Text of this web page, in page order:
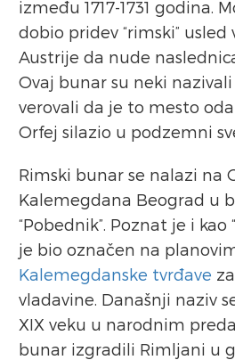
između 1717-1731 godina.
dobio pridev “rimski” usled
Austrije da nude
Ovaj bunar su neki nazivali
verovali da je to mesto
Orfej silazio u podzemni
Rimski bunar se nalazi na
Kalemegdana Beograd u
“Pobednik”. Poznat je i kao
je bio označen na
Kalemegdanske tvrđave
vladavine. Današnji naziv
XIX veku u narodnim
bunar izgradili Rimljani u